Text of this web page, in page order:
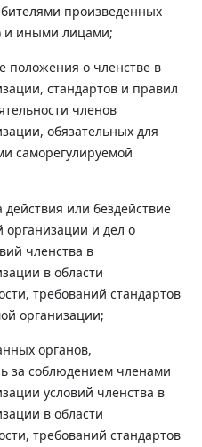
произведенных
и иными лицами;
положения о членстве в
стандартов и правил
членов
обязательных для
саморегулируемой
или бездействие
организации и дел о
членства в
в области
требований стандартов
организации;
органов,
за соблюдением членами
условий членства в
в области
требований стандартов